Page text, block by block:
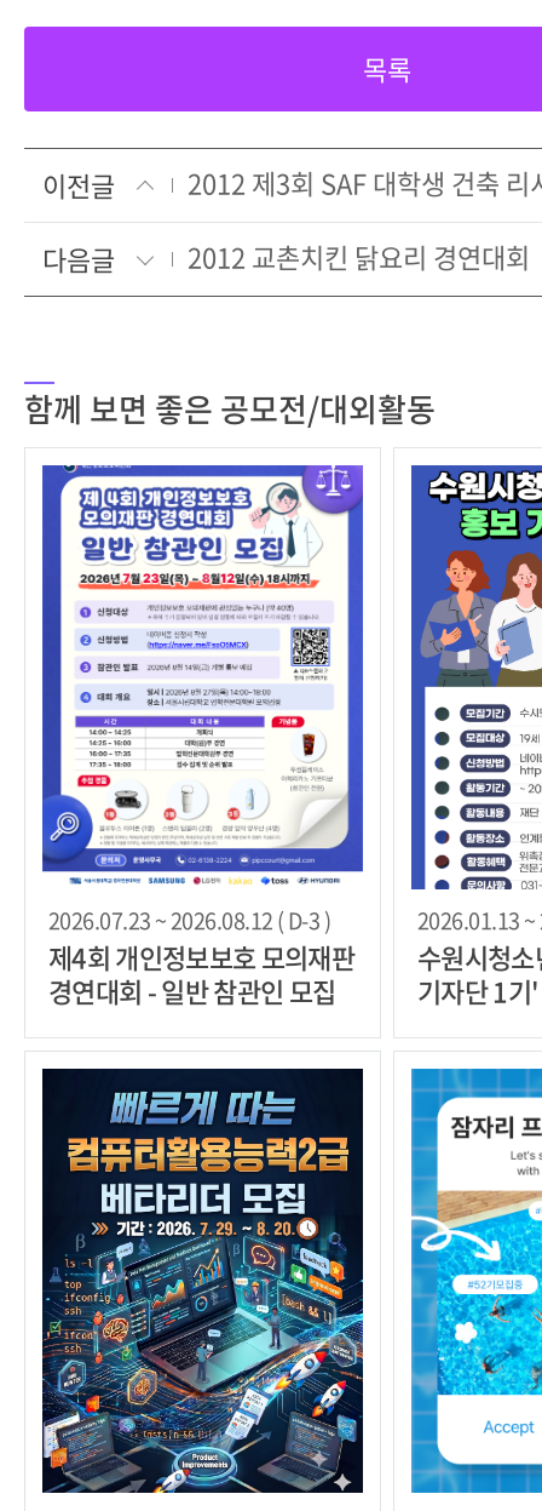
목록
이전글
2012 제3회 SAF 대학생 건축 리
다음글
2012 교촌치킨 닭요리 경연대회
함께 보면 좋은 공모전/대외활동
2026.07.23 ~ 2026.08.12 ( D-3 )
제4회 개인정보보호 모의재판
경연대회 - 일반 참관인 모집
2026.01.13
수원시청
기자단 1기